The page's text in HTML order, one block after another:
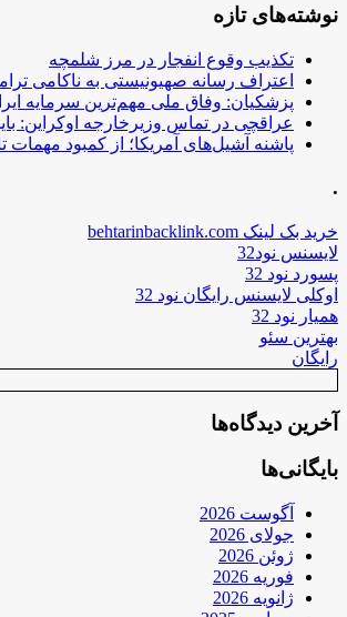
نوشته‌های تازه
تکذیب وقوع انفجار در مرز شلمچه
اعتراف رسانه صهیونیستی به ناکامی
پزشکیان: وفاق ملی مهم‌ترین سرمایه
عراقچی در تماس وزیرخارجه اوکراین:
پاشنه آشیل‌های آمریکا؛ از کمبود مهمات
.
خرید بک لینک behtarinbacklink.com
لایسنس نود32
پسورد نود 32
اوکلی لایسنس رایگان نود 32
همیار نود 32
بهترین سئو
رایگان
آخرین دیدگاه‌ها
بایگانی‌ها
آگوست 2026
جولای 2026
ژوئن 2026
فوریه 2026
ژانویه 2026